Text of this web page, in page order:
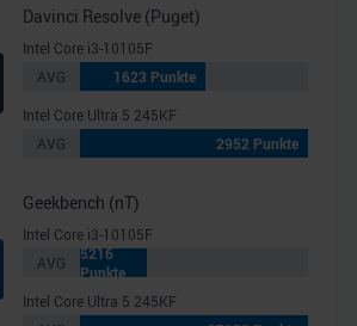
Davinci Resolve (Puget)
Intel Core i3-10105F
AVG
1623 Punkte
Intel Core Ultra 5 245KF
AVG
2952 Punkte
Geekbench (nT)
Intel Core i3-10105F
AVG
5216
Punkte
Intel Core Ultra 5 245KF